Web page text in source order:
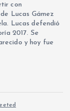
con
Lucas Gámez
Lucas defendió
2017. Se
y hoy fue